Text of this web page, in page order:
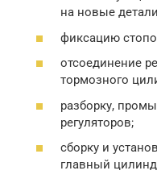
на новые
фиксацию
отсоединение
тормозного
разборку,
регуляторов;
сборку и
главный